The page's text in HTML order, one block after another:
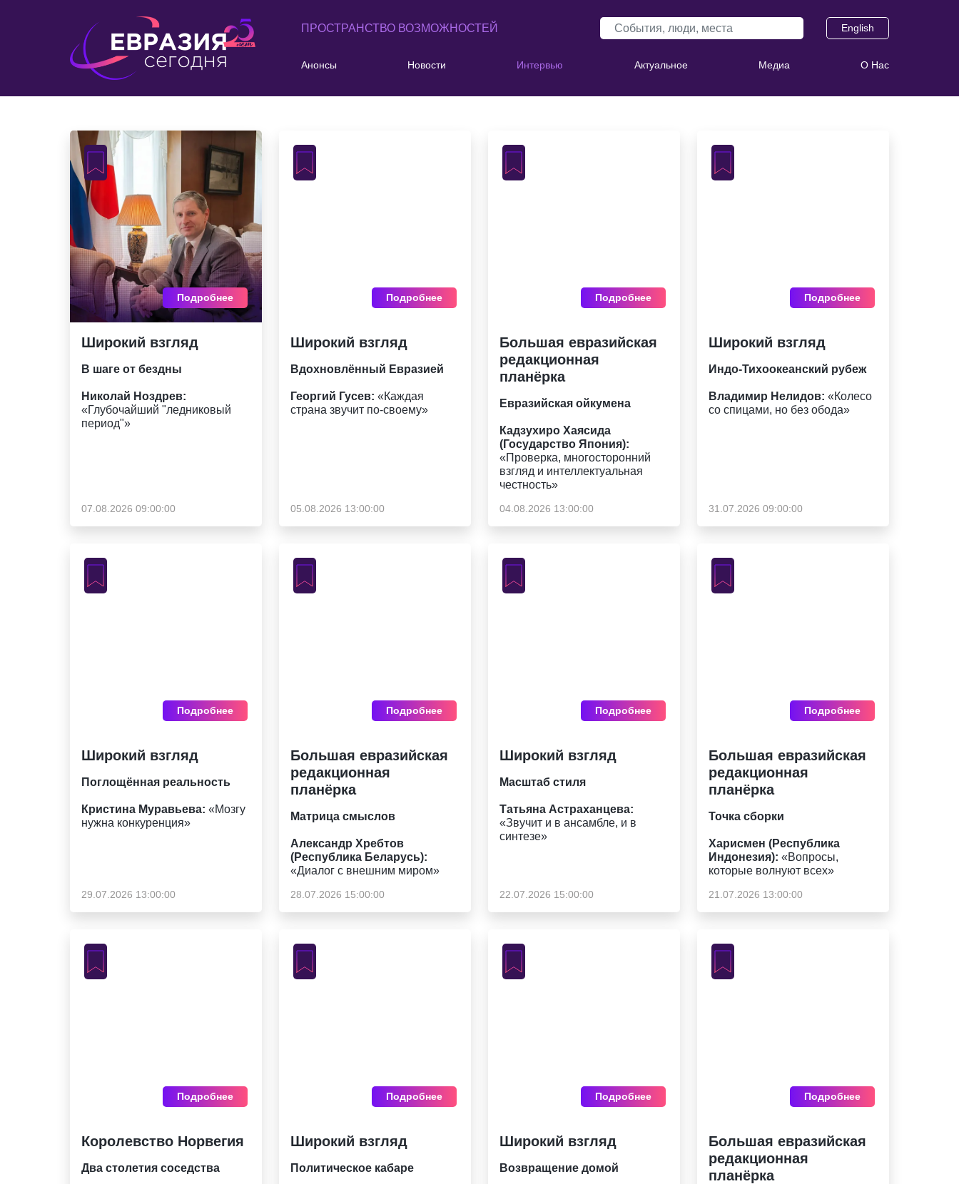
ПРОСТРАНСТВО ВОЗМОЖНОСТЕЙ English
Анонсы Новости Интервью Актуальное Медиа О Нас
Подробнее
Широкий взгляд
В шаге от бездны
Николай Ноздрев:
«Глубочайший "ледниковый
период"»
07.08.2026 09:00:00
Подробнее
Широкий взгляд
Вдохновлённый Евразией
Георгий Гусев: «Каждая
страна звучит по-своему»
05.08.2026 13:00:00
Подробнее
Большая евразийская
редакционная
планёрка
Евразийская ойкумена
Кадзухиро Хаясида
(Государство Япония):
«Проверка, многосторонний
взгляд и интеллектуальная
честность»
04.08.2026 13:00:00
Подробнее
Широкий взгляд
Индо-Тихоокеанский рубеж
Владимир Нелидов: «Колесо
со спицами, но без обода»
31.07.2026 09:00:00
Подробнее
Широкий взгляд
Поглощённая реальность
Кристина Муравьева: «Мозгу
нужна конкуренция»
29.07.2026 13:00:00
Подробнее
Большая евразийская
редакционная
планёрка
Матрица смыслов
Александр Хребтов
(Республика Беларусь):
«Диалог с внешним миром»
28.07.2026 15:00:00
Подробнее
Широкий взгляд
Масштаб стиля
Татьяна Астраханцева:
«Звучит и в ансамбле, и в
синтезе»
22.07.2026 15:00:00
Подробнее
Большая евразийская
редакционная
планёрка
Точка сборки
Харисмен (Республика
Индонезия): «Вопросы,
которые волнуют всех»
21.07.2026 13:00:00
Подробнее
Королевство Норвегия
Два столетия соседства
Подробнее
Широкий взгляд
Политическое кабаре
Подробнее
Широкий взгляд
Возвращение домой
Подробнее
Большая евразийская
редакционная
планёрка